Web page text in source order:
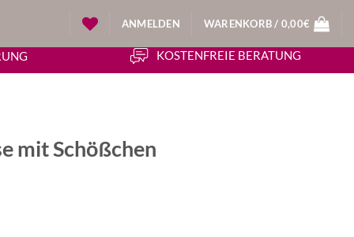
ANMELDEN WARENKORB / 0,00€
KOSTENFREIE BERATUNG
mit Schößchen